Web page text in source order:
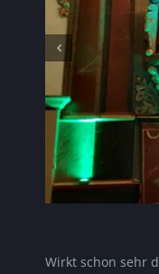
Wirkt schon sehr